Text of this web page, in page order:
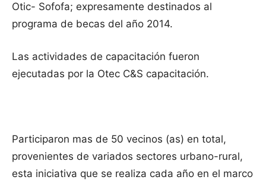
Otic- Sofofa; expresamente destinados al
programa de becas del año 2014.
Las actividades de capacitación fueron
ejecutadas por la Otec C&S capacitación.
Participaron mas de 50 vecinos (as) en total,
provenientes de variados sectores urbano-rural,
esta iniciativa que se realiza cada año en el marco